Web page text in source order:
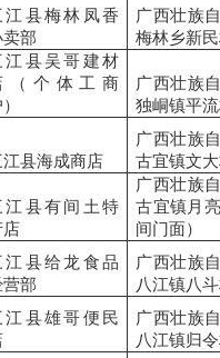
江县梅林凤香
卖部
广西壮族
梅林乡新
江县吴哥建材
（个体工商
广西壮族
独峒镇平
江县海成商店
广西壮族
古宜镇文
江县有间土特
店
广西壮族
古宜镇月
间门面）
江县给龙食品
营部
广西壮族
八江镇八
江县雄哥便民
广西壮族
八江镇归